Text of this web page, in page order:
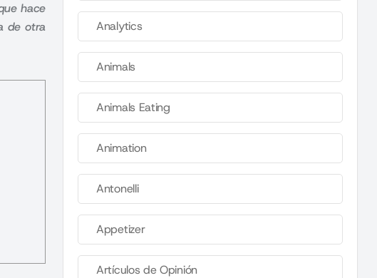
hace
de otra
Analytics
Animals
Animals Eating
Animation
Antonelli
Appetizer
Artículos de Opinión